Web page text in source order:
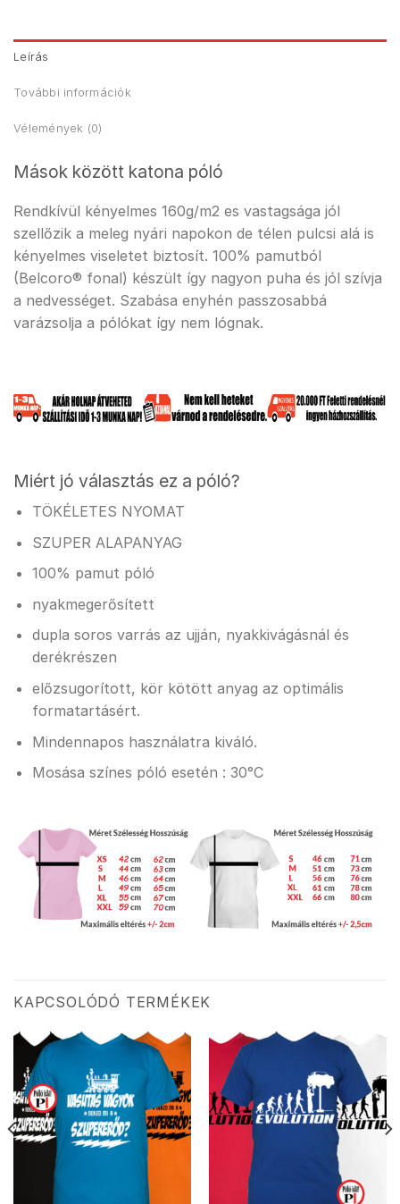
Leírás
További információk
Vélemények (0)
Mások között katona póló
Rendkívül kényelmes 160g/m2 es vastagsága jól
szellőzik a meleg nyári napokon de télen pulcsi alá is
kényelmes viseletet biztosít. 100% pamutból
(Belcoro® fonal) készült így nagyon puha és jól szívja
a nedvességet. Szabása enyhén passzosabbá
varázsolja a pólókat így nem lógnak.
Miért jó választás ez a póló?
TÖKÉLETES NYOMAT
SZUPER ALAPANYAG
100% pamut póló
nyakmegerősített
dupla soros varrás az ujján, nyakkivágásnál és
derékrészen
előzsugorított, kör kötött anyag az optimális
formatartásért.
Mindennapos használatra kiváló.
Mosása színes póló esetén : 30°C
KAPCSOLÓDÓ TERMÉKEK